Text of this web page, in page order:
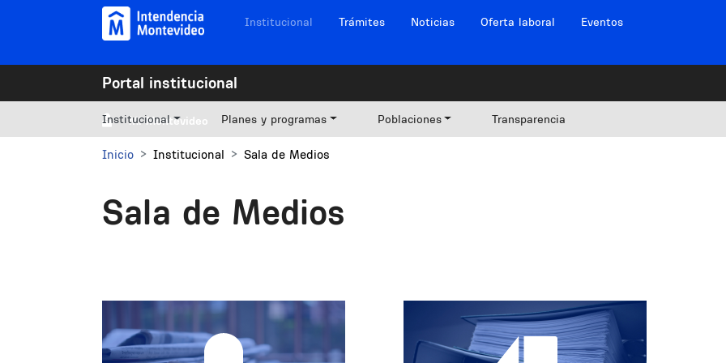
Pasar al contenido principal Navegación sitios
Institucional Trámites Noticias Oferta laboral Eventos
Portal institucional
Mi Montevideo
Institucional Planes y programas Poblaciones Transparencia
Inicio Institucional Sala de Medios
Sala de Medios